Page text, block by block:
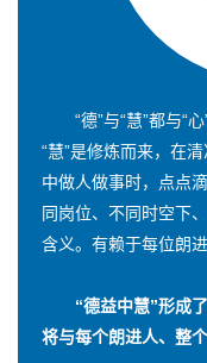
“德”与“慧”都与“
“慧”是修炼而来，在
中做人做事时，点点
同岗位、不同时空下
含义。有赖于每位朗
“德益中慧”形成
将与每个朗进人、整